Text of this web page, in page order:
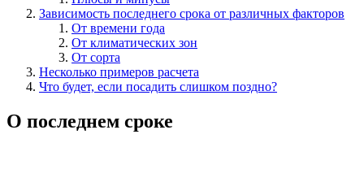
Зависимость последнего срока от различных факторов
От времени года
От климатических зон
От сорта
Несколько примеров расчета
Что будет, если посадить слишком поздно?
О последнем сроке